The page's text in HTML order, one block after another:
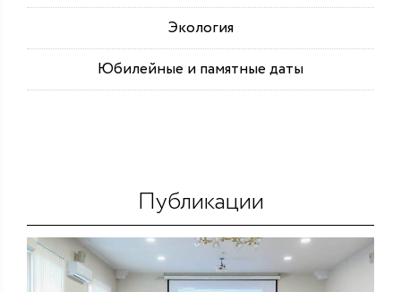
Экология
Юбилейные и памятные даты
Публикации